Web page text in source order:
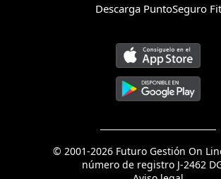
Descarga PuntoSeguro Fit
© 2001-2026 Futuro Gestión On
número de registro J-2462